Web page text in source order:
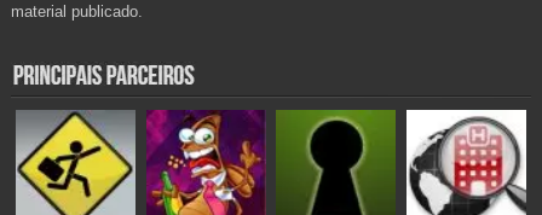
material publicado.